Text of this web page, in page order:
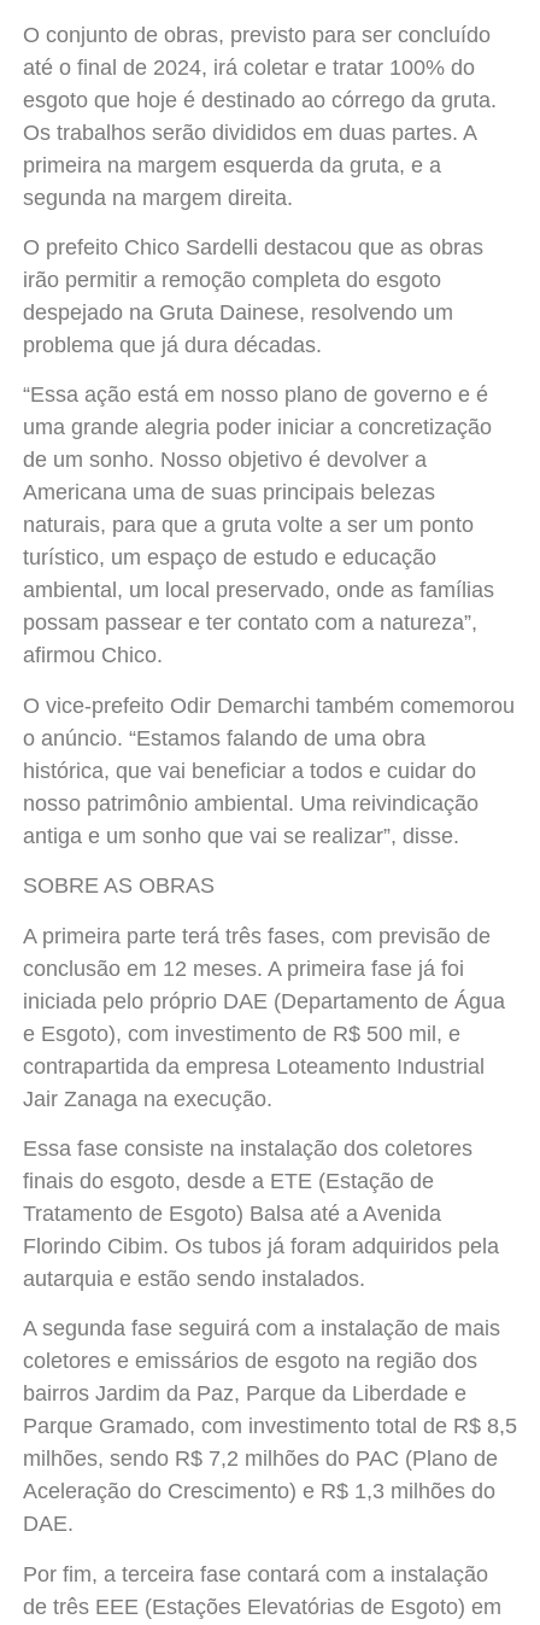
O conjunto de obras, previsto para ser concluído
até o final de 2024, irá coletar e tratar 100% do
esgoto que hoje é destinado ao córrego da gruta.
Os trabalhos serão divididos em duas partes. A
primeira na margem esquerda da gruta, e a
segunda na margem direita.
O prefeito Chico Sardelli destacou que as obras
irão permitir a remoção completa do esgoto
despejado na Gruta Dainese, resolvendo um
problema que já dura décadas.
“Essa ação está em nosso plano de governo e é
uma grande alegria poder iniciar a concretização
de um sonho. Nosso objetivo é devolver a
Americana uma de suas principais belezas
naturais, para que a gruta volte a ser um ponto
turístico, um espaço de estudo e educação
ambiental, um local preservado, onde as famílias
possam passear e ter contato com a natureza”,
afirmou Chico.
O vice-prefeito Odir Demarchi também comemorou
o anúncio. “Estamos falando de uma obra
histórica, que vai beneficiar a todos e cuidar do
nosso patrimônio ambiental. Uma reivindicação
antiga e um sonho que vai se realizar”, disse.
SOBRE AS OBRAS
A primeira parte terá três fases, com previsão de
conclusão em 12 meses. A primeira fase já foi
iniciada pelo próprio DAE (Departamento de Água
e Esgoto), com investimento de R$ 500 mil, e
contrapartida da empresa Loteamento Industrial
Jair Zanaga na execução.
Essa fase consiste na instalação dos coletores
finais do esgoto, desde a ETE (Estação de
Tratamento de Esgoto) Balsa até a Avenida
Florindo Cibim. Os tubos já foram adquiridos pela
autarquia e estão sendo instalados.
A segunda fase seguirá com a instalação de mais
coletores e emissários de esgoto na região dos
bairros Jardim da Paz, Parque da Liberdade e
Parque Gramado, com investimento total de R$ 8,5
milhões, sendo R$ 7,2 milhões do PAC (Plano de
Aceleração do Crescimento) e R$ 1,3 milhões do
DAE.
Por fim, a terceira fase contará com a instalação
de três EEE (Estações Elevatórias de Esgoto) em